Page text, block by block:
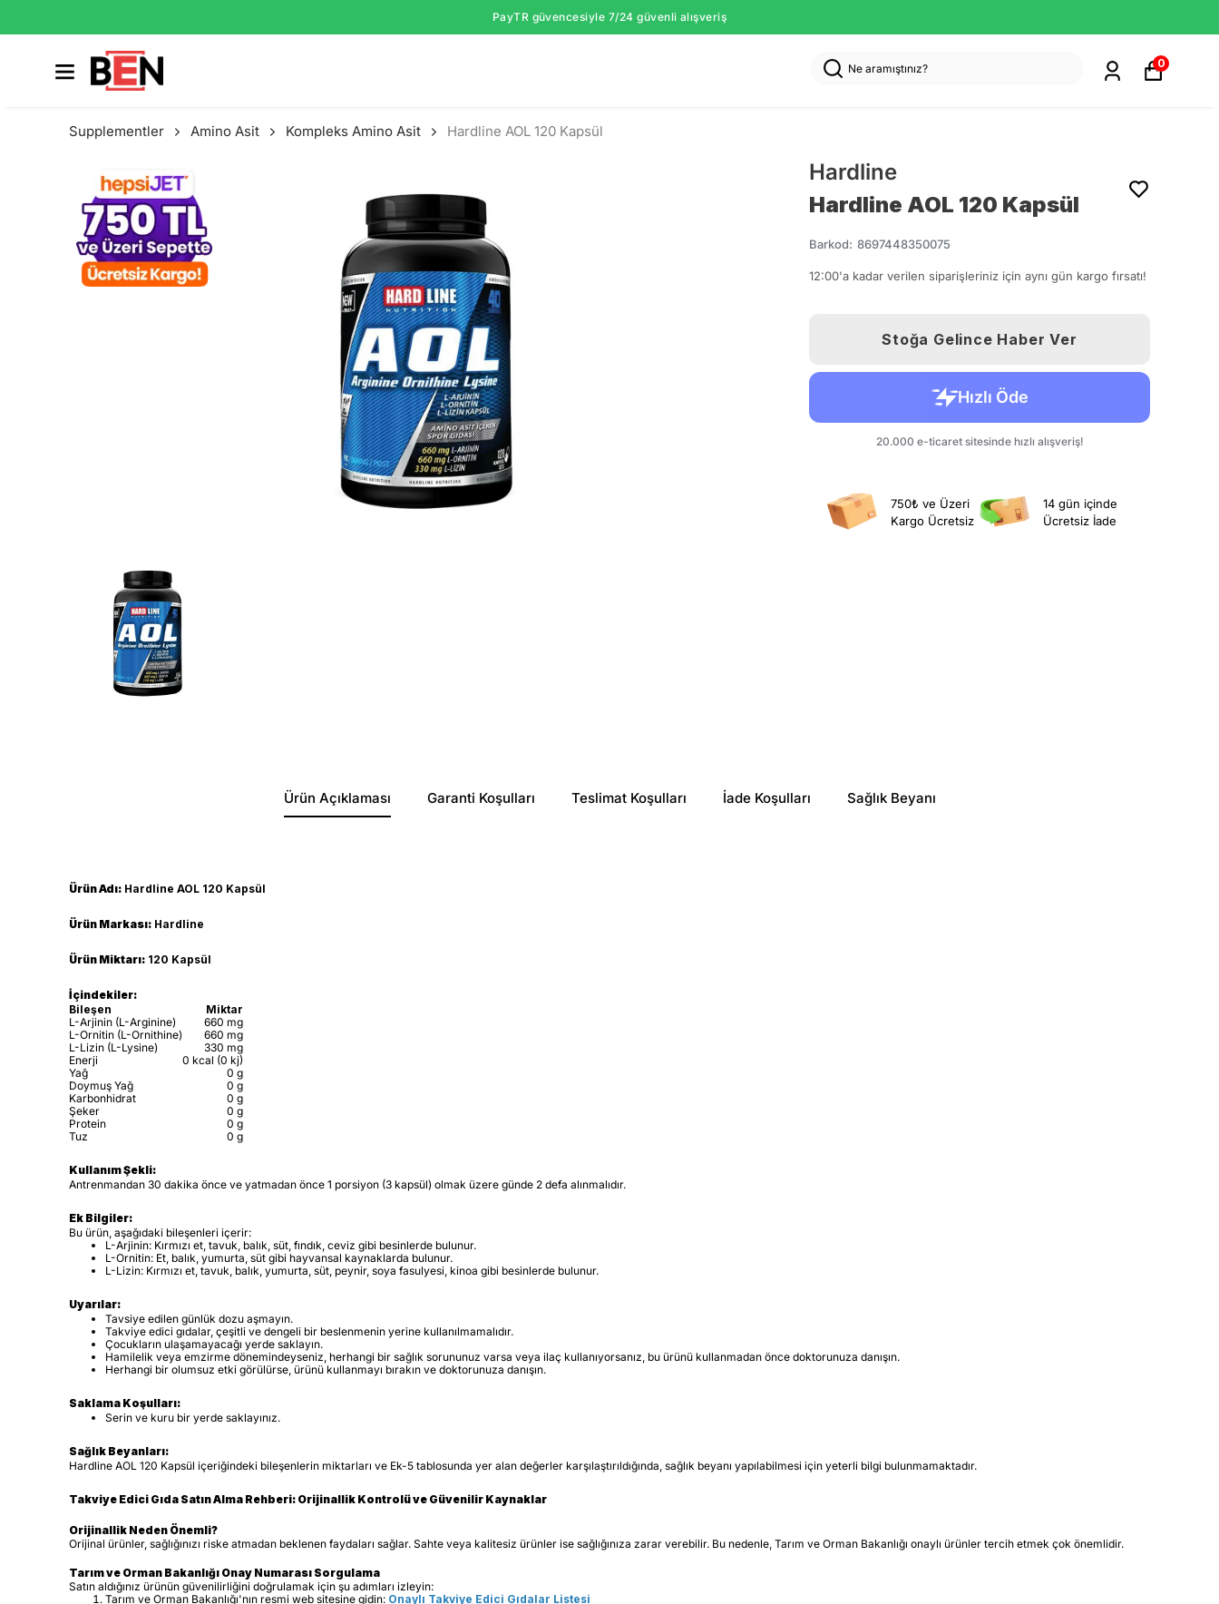
PayTR güvencesiyle 7/24 güvenli alışveriş
0
Supplementler Amino Asit Kompleks Amino Asit Hardline AOL 120 Kapsül
Hardline
Hardline AOL 120 Kapsül
Barkod: 8697448350075
12:00'a kadar verilen siparişleriniz için aynı gün kargo fırsatı!
Stoğa Gelince Haber Ver
750₺ ve Üzeri
Kargo Ücretsiz
14 gün içinde
Ücretsiz İade
Ürün Açıklaması Garanti Koşulları Teslimat Koşulları İade Koşulları Sağlık Beyanı
Ürün Adı: Hardline AOL 120 Kapsül
Ürün Markası: Hardline
Ürün Miktarı: 120 Kapsül
İçindekiler:
Bileşen
Miktar
L-Arjinin (L-Arginine)
660 mg
L-Ornitin (L-Ornithine)
660 mg
L-Lizin (L-Lysine)
330 mg
Enerji
0 kcal (0 kj)
Yağ
0 g
Doymuş Yağ
0 g
Karbonhidrat
0 g
Şeker
0 g
Protein
0 g
Tuz
0 g
Kullanım Şekli:
Antrenmandan 30 dakika önce ve yatmadan önce 1 porsiyon (3 kapsül) olmak üzere günde 2 defa alınmalıdır.
Ek Bilgiler:
Bu ürün, aşağıdaki bileşenleri içerir:
L-Arjinin: Kırmızı et, tavuk, balık, süt, fındık, ceviz gibi besinlerde bulunur.
L-Ornitin: Et, balık, yumurta, süt gibi hayvansal kaynaklarda bulunur.
L-Lizin: Kırmızı et, tavuk, balık, yumurta, süt, peynir, soya fasulyesi, kinoa gibi besinlerde bulunur.
Uyarılar:
Tavsiye edilen günlük dozu aşmayın.
Takviye edici gıdalar, çeşitli ve dengeli bir beslenmenin yerine kullanılmamalıdır.
Çocukların ulaşamayacağı yerde saklayın.
Hamilelik veya emzirme dönemindeyseniz, herhangi bir sağlık sorununuz varsa veya ilaç kullanıyorsanız, bu ürünü kullanmadan önce doktorunuza danışın.
Herhangi bir olumsuz etki görülürse, ürünü kullanmayı bırakın ve doktorunuza danışın.
Saklama Koşulları:
Serin ve kuru bir yerde saklayınız.
Sağlık Beyanları:
Hardline AOL 120 Kapsül içeriğindeki bileşenlerin miktarları ve Ek-5 tablosunda yer alan değerler karşılaştırıldığında, sağlık beyanı yapılabilmesi için yeterli bilgi bulunmamaktadır.
Takviye Edici Gıda Satın Alma Rehberi: Orijinallik Kontrolü ve Güvenilir Kaynaklar
Orijinallik Neden Önemli?
Orijinal ürünler, sağlığınızı riske atmadan beklenen faydaları sağlar. Sahte veya kalitesiz ürünler ise sağlığınıza zarar verebilir. Bu nedenle, Tarım ve Orman Bakanlığı onaylı ürünler tercih etmek çok önemlidir.
Tarım ve Orman Bakanlığı Onay Numarası Sorgulama
Satın aldığınız ürünün güvenilirliğini doğrulamak için şu adımları izleyin:
Tarım ve Orman Bakanlığı'nın resmi web sitesine gidin: Onaylı Takviye Edici Gıdalar Listesi